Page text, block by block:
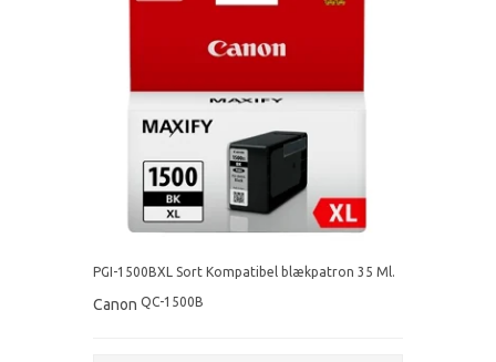
PGI-1500BXL Sort Kompatibel blækpatron 35 Ml.
Canon QC-1500B